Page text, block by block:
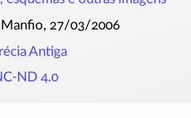
Manfio, 27/03/2006
Antiga
ND 4.0